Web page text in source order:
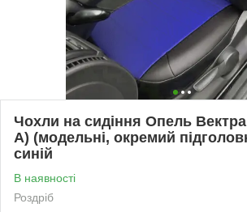
Чохли на сидіння Опель
A) (модельні, окремий
синій
В наявності
Роздріб